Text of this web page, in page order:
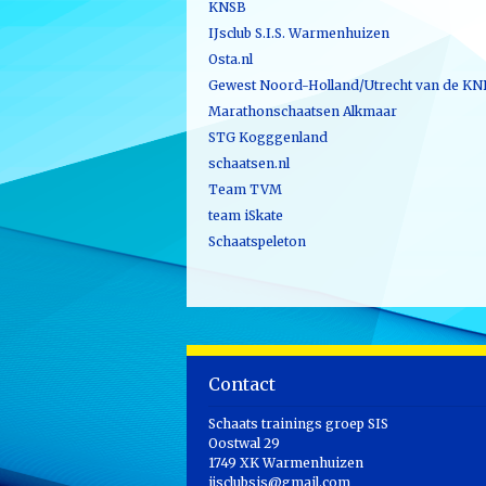
KNSB
IJsclub S.I.S. Warmenhuizen
Osta.nl
Gewest Noord-Holland/Utrecht van de
Marathonschaatsen Alkmaar
STG Kogggenland
schaatsen.nl
Team TVM
team iSkate
Schaatspeleton
Contact
Schaats trainings groep SIS
Oostwal 29
1749 XK Warmenhuizen
ijsclubsis@gmail.com